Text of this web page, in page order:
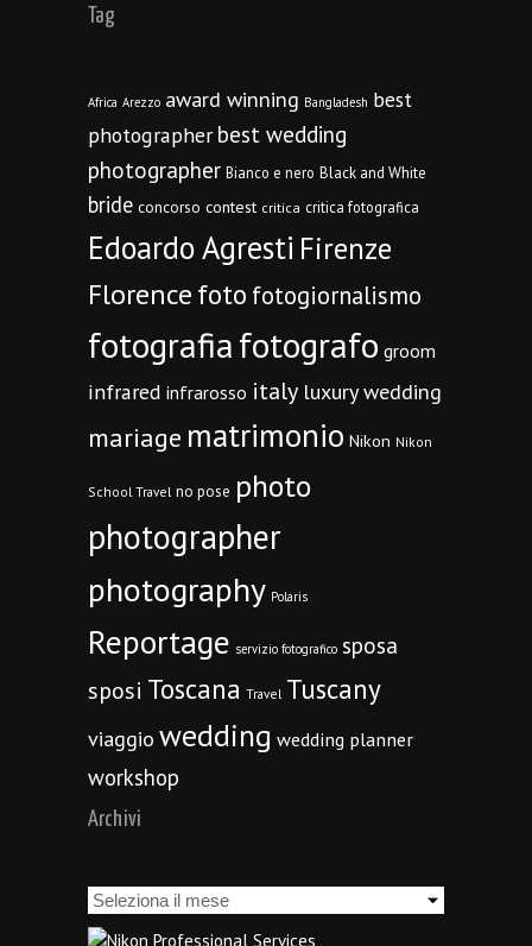
Tag
Africa Arezzo award winning Bangladesh best
photographer best wedding
photographer Bianco e nero Black and White
bride concorso contest critica critica fotografica
Edoardo Agresti Firenze
Florencefoto fotogiornalismo
fotografiafotografo groom
infrared infrarosso italy luxury wedding
mariage matrimonio Nikon Nikon
School Travel no pose photo
photographer
photography Polaris
Reportage servizio fotografico sposa
sposi Toscana Travel Tuscany
viaggio wedding wedding planner
workshop
Archivi
Archivi